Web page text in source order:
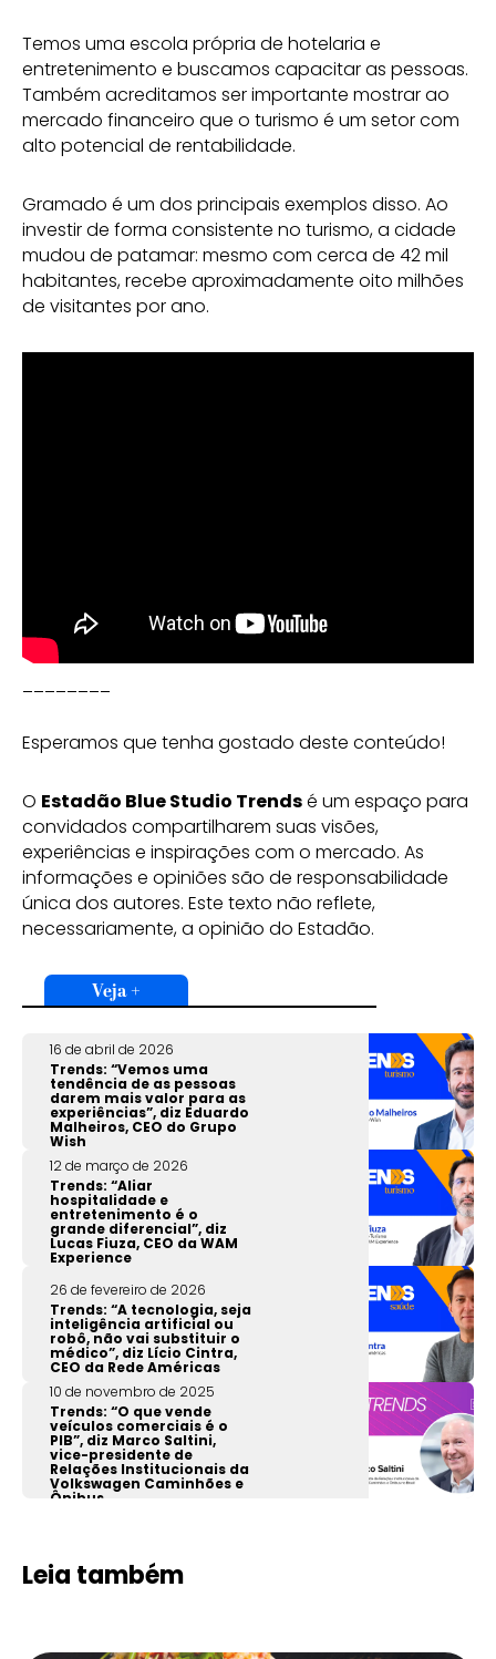
Temos uma escola própria de hotelaria e
entretenimento e buscamos capacitar as pessoas.
Também acreditamos ser importante mostrar ao
mercado financeiro que o turismo é um setor com
alto potencial de rentabilidade.
Gramado é um dos principais exemplos disso. Ao
investir de forma consistente no turismo, a cidade
mudou de patamar: mesmo com cerca de 42 mil
habitantes, recebe aproximadamente oito milhões
de visitantes por ano.
Esperamos que tenha gostado deste conteúdo!
O Estadão Blue Studio Trendsé um espaço para
convidados compartilharem suas visões,
experiências e inspirações com o mercado. As
informações e opiniões são de responsabilidade
única dos autores. Este texto não reflete,
necessariamente, a opinião do Estadão.
Veja +
16 de abril de 2026
Trends: “Vemos uma
tendência de as pessoas
darem mais valor para as
experiências”, diz Eduardo
Malheiros, CEO do Grupo
Wish
12 de março de 2026
Trends: “Aliar
hospitalidade e
entretenimento é o
grande diferencial”, diz
Lucas Fiuza, CEO da WAM
Experience
26 de fevereiro de 2026
Trends: “A tecnologia, seja
inteligência artificial ou
robô, não vai substituir o
médico”, diz Lício Cintra,
CEO da Rede Américas
10 de novembro de 2025
Trends: “O que vende
veículos comerciais é o
PIB”, diz Marco Saltini,
vice-presidente de
Relações Institucionais da
Volkswagen Caminhões e
Ônibus
Leia também